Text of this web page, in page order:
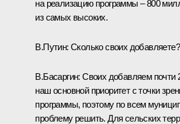
на реализацию программы – 800
из самых высоких.
В.Путин: Сколько своих добавляете?
В.Басаргин: Своих добавляем почти
наш основной приоритет с точки
программы, поэтому по всем
проблему решить. Для сельских